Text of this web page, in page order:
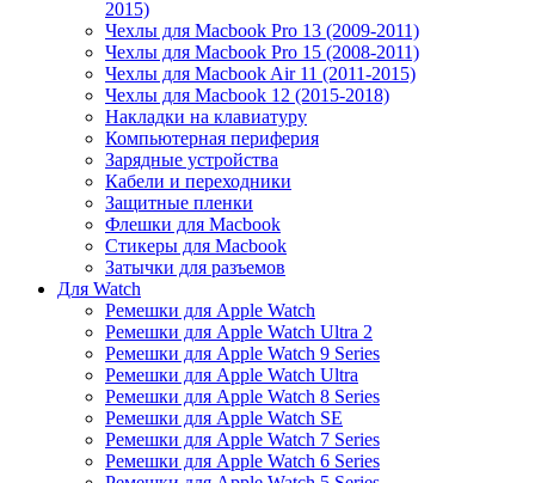
2015)
Чехлы для Macbook Pro 13 (2009-2011)
Чехлы для Macbook Pro 15 (2008-2011)
Чехлы для Macbook Air 11 (2011-2015)
Чехлы для Macbook 12 (2015-2018)
Накладки на клавиатуру
Компьютерная периферия
Зарядные устройства
Кабели и переходники
Защитные пленки
Флешки для Macbook
Стикеры для Macbook
Затычки для разъемов
Для Watch
Ремешки для Apple Watch
Ремешки для Apple Watch Ultra 2
Ремешки для Apple Watch 9 Series
Ремешки для Apple Watch Ultra
Ремешки для Apple Watch 8 Series
Ремешки для Apple Watch SE
Ремешки для Apple Watch 7 Series
Ремешки для Apple Watch 6 Series